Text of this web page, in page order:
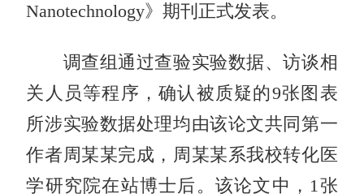
Nanotechnology》期刊正式发表。
调查组通过查验实验数据、访谈相
关人员等程序，确认被质疑的9张图表
所涉实验数据处理均由该论文共同第一
作者周某某完成，周某某系我校转化医
学研究院在站博士后。该论文中，1张